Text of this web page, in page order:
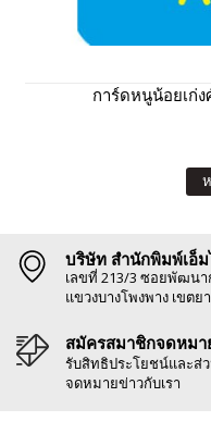
การ์ดหนูน้อยเก่
บริษัท สำนักพิมพ์เอ็ม
เลขที่ 213/3 ซอยพัฒนา
แขวงบางโพงพาง เขตย
สมัครสมาชิกจดหมา
รับสิทธิประโยชน์และส่
จดหมายข่าวกับเรา